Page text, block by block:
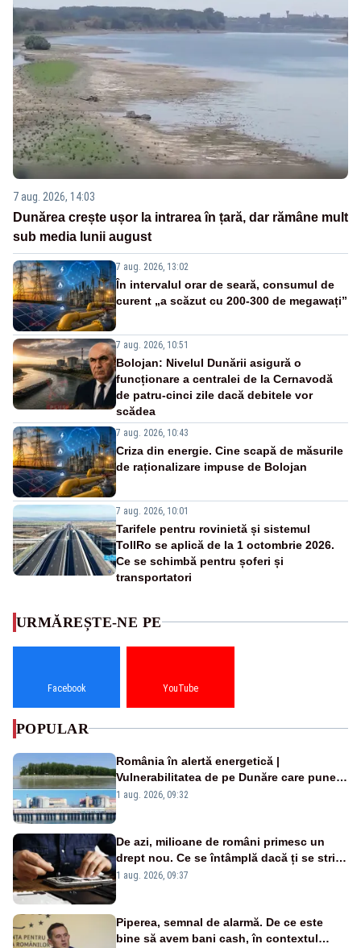
7 aug. 2026, 14:03
Dunărea crește ușor la intrarea în țară, dar rămâne mult
sub media lunii august
7 aug. 2026, 13:02
În intervalul orar de seară, consumul de
curent „a scăzut cu 200-300 de megawați”
7 aug. 2026, 10:51
Bolojan: Nivelul Dunării asigură o
funcționare a centralei de la Cernavodă
de patru-cinci zile dacă debitele vor
scădea
7 aug. 2026, 10:43
Criza din energie. Cine scapă de măsurile
de raționalizare impuse de Bolojan
7 aug. 2026, 10:01
Tarifele pentru rovinietă și sistemul
TollRo se aplică de la 1 octombrie 2026.
Ce se schimbă pentru șoferi și
transportatori
URMĂREȘTE-NE PE
Facebook YouTube
POPULAR
România în alertă energetică |
Vulnerabilitatea de pe Dunăre care pune
în pericol Centrala Cernavodă era
1 aug. 2026, 09:32
De azi, milioane de români primesc un
drept nou. Ce se întâmplă dacă ți se strică
un produs
1 aug. 2026, 09:37
Piperea, semnal de alarmă. De ce este
bine să avem bani cash, în contextul